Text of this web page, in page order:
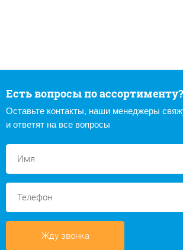
Есть вопросы по ассортименту?
Оставьте контакты, наши менеджеры
и ответят на все вопросы
Жду звонка